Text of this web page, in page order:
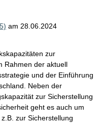
am 28.06.2024
zur
Rahmen der aktuell
und der Einführung
Neben der
zur Sicherstellung
geht es auch um
zur Sicherstellung